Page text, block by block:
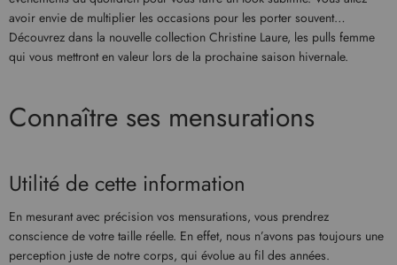
avoir envie de multiplier les occasions pour les porter souvent…
Découvrez dans la nouvelle collection Christine Laure, les pulls femme
qui vous mettront en valeur lors de la prochaine saison hivernale.
Connaître ses mensurations
Utilité de cette information
En mesurant avec précision vos mensurations, vous prendrez
conscience de votre taille réelle. En effet, nous n’avons pas toujours une
perception juste de notre corps, qui évolue au fil des années.